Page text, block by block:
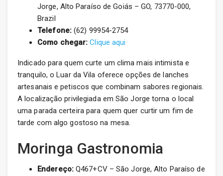
Jorge, Alto Paraíso de Goiás – GO, 73770-000,
Brazil
Telefone:(62) 99954-2754
Como chegar: Clique aqui
Indicado para quem curte um clima mais intimista e
tranquilo, o Luar da Vila oferece opções de lanches
artesanais e petiscos que combinam sabores regionais.
A localização privilegiada em São Jorge torna o local
uma parada certeira para quem quer curtir um fim de
tarde com algo gostoso na mesa.
Moringa Gastronomia
Endereço:Q467+CV – São Jorge, Alto Paraíso de